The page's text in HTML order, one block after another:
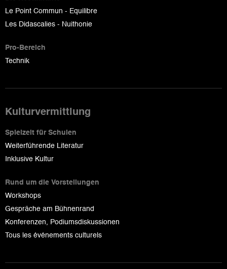
Le Point Commun - Equilibre
Les Didascalies - Nuithonie
Pro-Bereich
Technik
Kulturvermittlung
Spielzeit für Schulen
Weiterführende Literatur
Inklusive Kultur
Rund um die Vorstellungen
Workshops
Gespräche am Bühnenrand
Konferenzen, Podiumsdiskussionen
Tous les événements culturels